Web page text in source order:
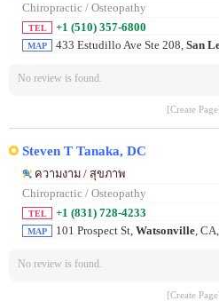
Chiropractic / Osteopathy
TEL +1 (510) 357-6800
MAP 433 Estudillo Ave Ste 208, San
No review is found.
[Create Page]
Steven T Tanaka, DC
ความงาม / สุขภาพ
Chiropractic / Osteopathy
TEL +1 (831) 728-4233
MAP 101 Prospect St, Watsonville,
No review is found.
[Create Page]